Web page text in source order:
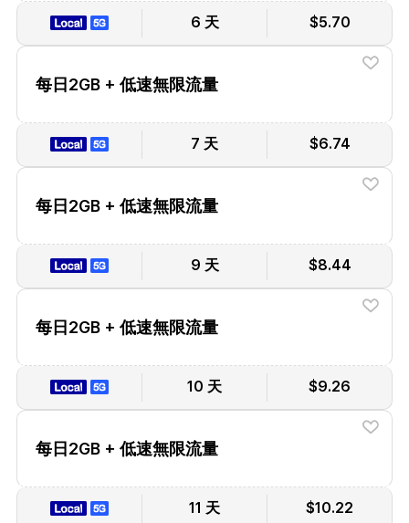
6 天 $5.70
每日2GB + 低速無限流量
7 天 $6.74
每日2GB + 低速無限流量
9 天 $8.44
每日2GB + 低速無限流量
10 天 $9.26
每日2GB + 低速無限流量
11 天 $10.22